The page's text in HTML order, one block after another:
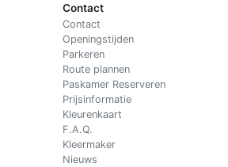
Contact
Contact
Openingstijden
Parkeren
Route plannen
Paskamer Reserveren
Prijsinformatie
Kleurenkaart
F.A.Q.
Kleermaker
Nieuws